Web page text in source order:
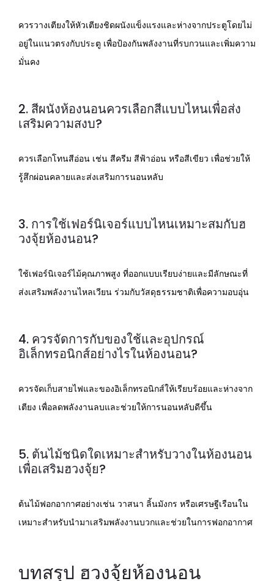
ควรวางเตียงให้หัวเตียงชิดผนังแข็งแรงและห่างจากประตูโดยไม่
อยู่ในแนวตรงกับประตู เพื่อป้องกันพลังงานที่รบกวนและเพิ่มความ
มั่นคง
2. สีผนังห้องนอนควรเลือกสีแบบไหนเพื่อส่ง
เสริมความสงบ?
ควรเลือกโทนสีอ่อน เช่น สีครีม สีฟ้าอ่อน หรือสีเขียว เพื่อช่วยให้
รู้สึกผ่อนคลายและส่งเสริมการนอนหลับ
3. การใช้เฟอร์นิเจอร์แบบไหนเหมาะสมกับฮ
วงจุ้ยห้องนอน?
ใช้เฟอร์นิเจอร์ไม้คุณภาพสูง ที่ออกแบบเรียบง่ายและมีลักษณะที่
ส่งเสริมพลังงานไหลเวียน ร่วมกับวัสดุธรรมชาติเพื่อความอบอุ่น
4. ควรจัดการกับของใช้และอุปกรณ์
อิเล็กทรอนิกส์อย่างไรในห้องนอน?
ควรจัดเก็บสายไฟและของอิเล็กทรอนิกส์ให้เรียบร้อยและห่างจาก
เตียง เพื่อลดพลังงานลบและช่วยให้การนอนหลับดีขึ้น
5. ต้นไม้ชนิดใดเหมาะสำหรับวางในห้องนอน
เพื่อเสริมฮวงจุ้ย?
ต้นไม้ฟอกอากาศอย่างเช่น วาสนา ลิ้นมังกร หรือเศรษฐีเรือนใน
เหมาะสำหรับนำมาเสริมพลังงานบวกและช่วยในการฟอกอากาศ
บทสรุป ฮวงจุ้ยห้องนอน